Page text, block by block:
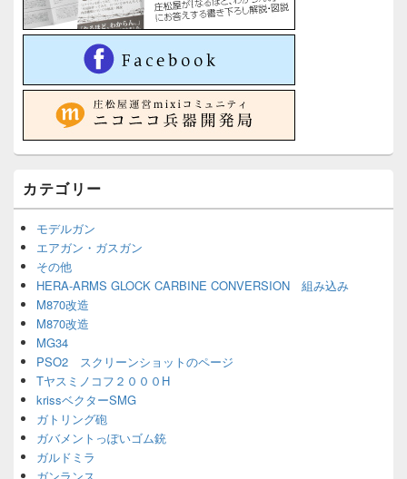
カテゴリー
モデルガン
エアガン・ガスガン
その他
HERA-ARMS GLOCK CARBINE CONVERSION 組み込み
M870改造
M870改造
MG34
PSO2 スクリーンショットのページ
Tヤスミノコフ２０００H
krissベクターSMG
ガトリング砲
ガバメントっぽいゴム銃
ガルドミラ